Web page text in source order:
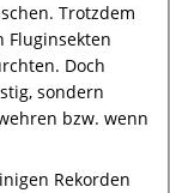
Trotzdem
Fluginsekten
Doch
sondern
bzw. wenn
Rekorden